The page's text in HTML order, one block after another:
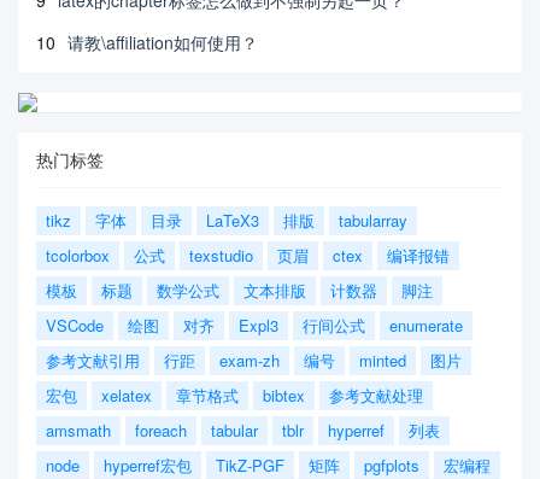
10 请教\affiliation如何使用？
热门标签
tikz 字体 目录 LaTeX3 排版
tabularray
tcolorbox
公式 texstudio 页眉 ctex
编译报错
模板
标题 数学公式 文本排版 计数器
脚注
VSCode
绘图 对齐 Expl3 行间公式
enumerate
参考文献引用
行距 exam-zh 编号 minted
图片
宏包
xelatex 章节格式 bibtex
参考文献处理
amsmath
foreach tabular tblr hyperref
列表
node
hyperref宏包 TikZ-PGF 矩阵 pgfplots
宏编程